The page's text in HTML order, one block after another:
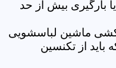
بارگیری بیش از حد
ماشین لباسشویی
باید از تکنسین